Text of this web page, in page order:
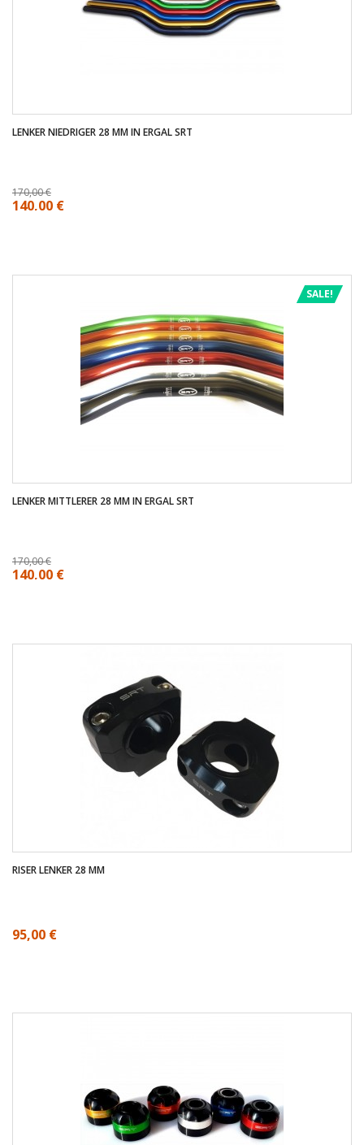
LENKER NIEDRIGER 28 MM IN ERGAL SRT
170,00 €
140,00 €
SALE!
LENKER MITTLERER 28 MM IN ERGAL SRT
170,00 €
140,00 €
RISER LENKER 28 MM
95,00 €